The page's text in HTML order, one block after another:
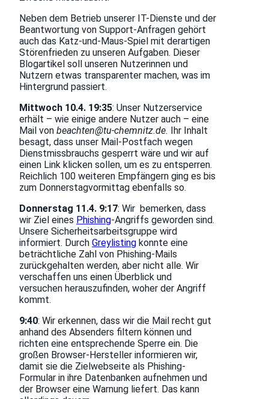
Neben dem Betrieb unserer IT-Dienste und der
Beantwortung von Support-Anfragen gehört
auch das Katz-und-Maus-Spiel mit derartigen
Störenfrieden zu unseren Aufgaben. Dieser
Blogartikel soll unseren Nutzerinnen und
Nutzern etwas transparenter machen, was im
Hintergrund passiert.
Mittwoch 10.4. 19:35: Unser Nutzerservice
erhält – wie einige andere Nutzer auch – eine
Mail von beachten@tu-chemnitz.de.
Ihr Inhalt
besagt, dass unser Mail-Postfach wegen
Dienstmissbrauchs gesperrt wäre und wir auf
einen Link klicken sollen, um es zu entsperren.
Reichlich 100 weiteren Empfängern ging es bis
zum Donnerstagvormittag ebenfalls so.
Donnerstag 11.4. 9:17: Wir bemerken, dass
wir Ziel eines Phishing-Angriffs geworden sind.
Unsere Sicherheitsarbeitsgruppe wird
informiert. Durch Greylisting konnte eine
beträchtliche Zahl von Phishing-Mails
zurückgehalten werden, aber nicht alle. Wir
verschaffen uns einen Überblick und
versuchen herauszufinden, woher der Angriff
kommt.
9:40: Wir erkennen, dass wir die Mail recht gut
anhand des Absenders filtern können und
richten eine entsprechende Sperre ein. Die
großen Browser-Hersteller informieren wir,
damit sie die Zielwebseite als Phishing-
Formular in ihre Datenbanken aufnehmen und
der Browser eine Warnung liefert. Das kann